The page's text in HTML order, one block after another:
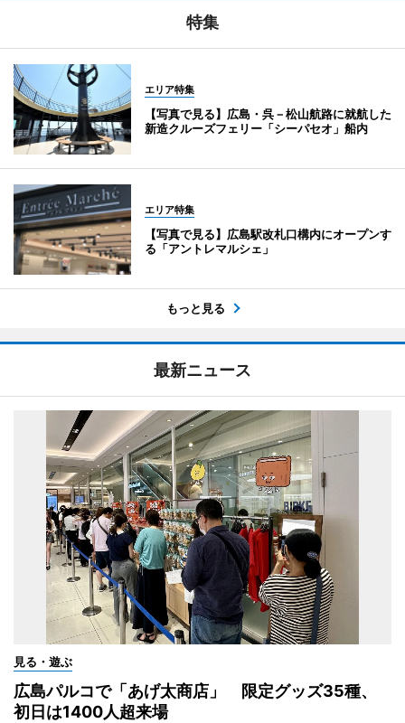
特集
エリア特集
【写真で見る】広島・呉－松山航路に就航した
新造クルーズフェリー「シーパセオ」船内
エリア特集
【写真で見る】広島駅改札口構内にオープンす
る「アントレマルシェ」
もっと見る
最新ニュース
見る・遊ぶ
広島パルコで「あげ太商店」 限定グッズ35種、
初日は1400人超来場